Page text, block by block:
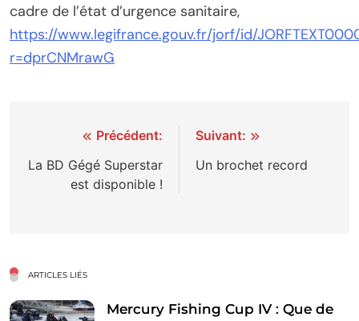
cadre de l’état d’urgence sanitaire,
https://www.legifrance.gouv.fr/jorf/id/
r=dprCNMrawG
Navigation
de
l’article
Précédent:
La BD Gégé Superstar
est disponible !
Suivant:
Un brochet record
ARTICLES LIÉS
Mercury Fishing Cup IV : Que de